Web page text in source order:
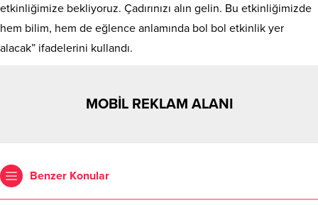
etkinliğimize bekliyoruz. Çadırınızı alın gelin. Bu etkinliğimizde
hem bilim, hem de eğlence anlamında bol bol etkinlik yer
alacak” ifadelerini kullandı.
MOBİL REKLAM ALANI
Benzer Konular